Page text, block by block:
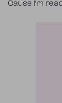
Cause I’m